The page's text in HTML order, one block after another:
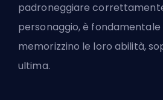
padroneggiare
personaggio, è
memorizzino le loro abilità,
ultima.